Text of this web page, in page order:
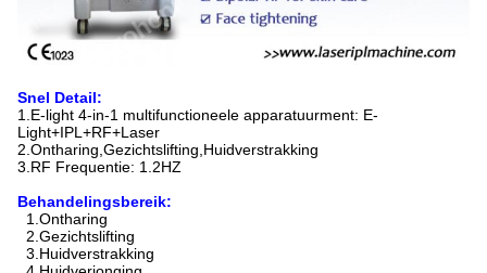
Snel Detail:
1.E-light 4-in-1 multifunctioneele apparatuurment: E-
Light+IPL+RF+Laser
2. Ontharing, Gezichtslifting, Huidverstrakking
3.RF Frequentie: 1.2HZ
Behandelingsbereik:
1.Ontharing
2.Gezichtslifting
3.Huidverstrakking